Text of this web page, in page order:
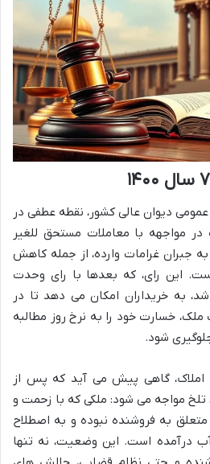
رویه ۷۳۳ هیات عمومی دیوان عالی کشور، نقطه عطفی در
مواجهه با معاملات مستحق للغیر
جبران غرامات وارده، از جمله کاهش
این رای، که بعدها با رای وحدت
۱۴۰۰ تکمیل شد، به خریداران امکان می دهد تا در
خسارت خود را به نرخ روز مطالبه
شود.
املاک، گاهی پیش می آید که پس از
تلخ مواجه می شود: ملکی که با زحمت و
متعلق به فروشنده نبوده و به اصطلاح
درآمده است. این وضعیت، نه تنها